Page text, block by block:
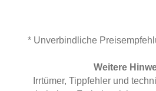
* Unverbindliche
Weitere
Irrtümer, Tippfehler und